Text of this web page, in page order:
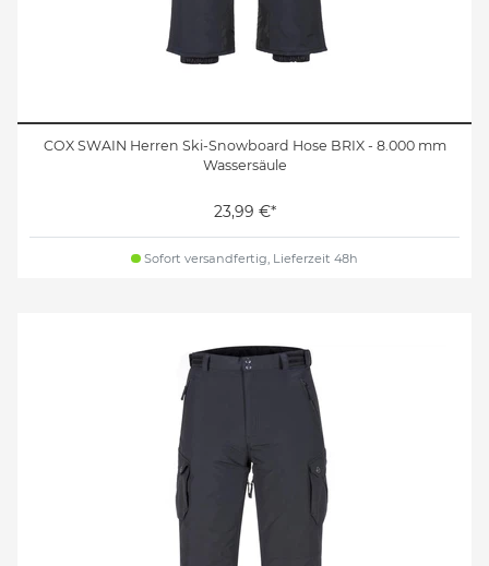
COX SWAIN Herren Ski-Snowboard Hose BRIX - 8.000 mm
Wassersäule
23,99 €*
Sofort versandfertig, Lieferzeit 48h